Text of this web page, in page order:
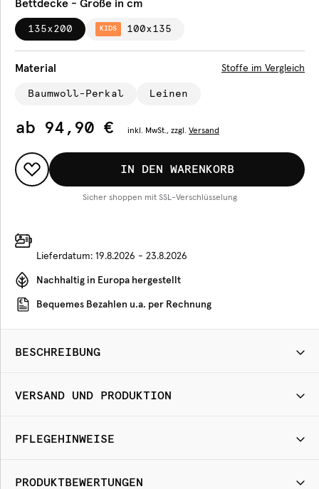
Bettdecke - Größe in cm
135x200 KIDS 100x135
Material Stoffe im Vergleich
Baumwoll-Perkal Leinen
ab 94,90 € inkl. MwSt., zzgl. Versand
IN DEN WARENKORB
Sicher shoppen mit SSL-Verschlüsselung
Lieferdatum: 19.8.2026 - 23.8.2026
Nachhaltig in Europa hergestellt
Bequemes Bezahlen u.a. per Rechnung
BESCHREIBUNG
VERSAND UND PRODUKTION
PFLEGEHINWEISE
PRODUKTBEWERTUNGEN